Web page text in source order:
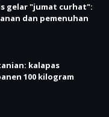
gelar "jumat curhat":
dan pemenuhan
kalapas
100 kilogram